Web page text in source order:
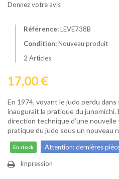
Donnez votre avis
Référence:LEVE738B
Condition:Nouveau produit
2 Articles
17,00 €
En 1974, voyant le judo perdu
inaugurait la pratique du
direction technique d’une
pratique du judo sous un nouveau
En stock Attention: dernières
Impression